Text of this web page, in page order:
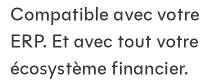
Compatible avec votre
ERP. Et avec tout votre
écosystème financier.